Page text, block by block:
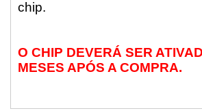
chip.
O CHIP DEVERÁ SER
MESES APÓS A COMPRA.